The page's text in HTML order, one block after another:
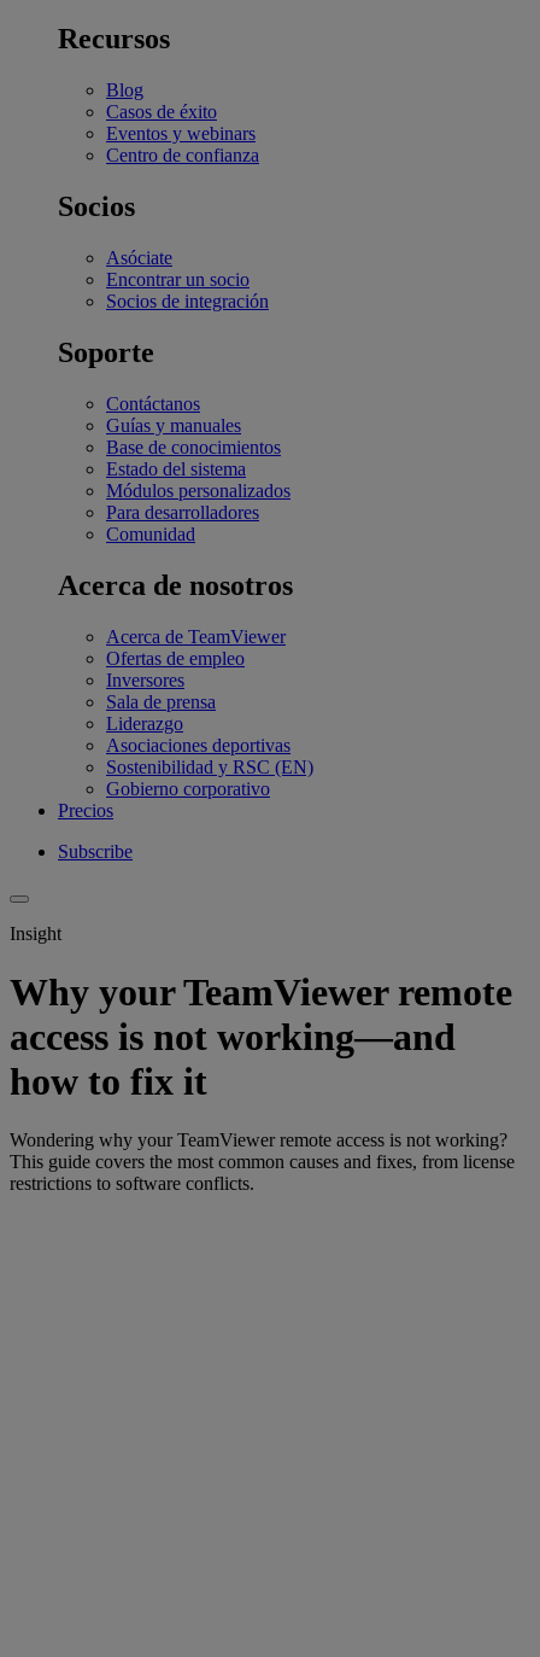
Recursos
Blog
Casos de éxito
Eventos y webinars
Centro de confianza
Socios
Asóciate
Encontrar un socio
Socios de integración
Soporte
Contáctanos
Guías y manuales
Base de conocimientos
Estado del sistema
Módulos personalizados
Para desarrolladores
Comunidad
Acerca de nosotros
Acerca de TeamViewer
Ofertas de empleo
Inversores
Sala de prensa
Liderazgo
Asociaciones deportivas
Sostenibilidad y RSC (EN)
Gobierno corporativo
Precios
Subscribe
Insight
Why your TeamViewer remote
access is not working—and
how to fix it
Wondering why your TeamViewer remote access is not working?
This guide covers the most common causes and fixes, from license
restrictions to software conflicts.